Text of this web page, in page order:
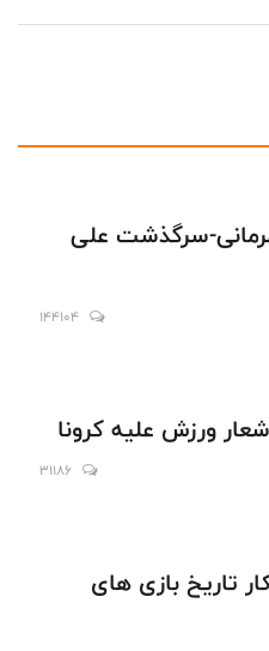
سرگذشت علی
144104
ورزش علیه کرونا
31186
تاریخ بازی های